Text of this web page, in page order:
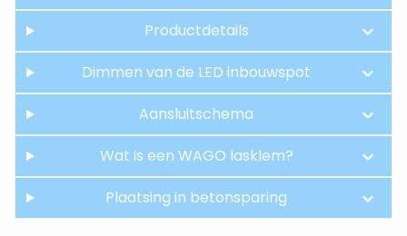
Productdetails
Dimmen van de LED inbouwspot
Aansluitschema
Wat is een WAGO lasklem?
Plaatsing in betonsparing